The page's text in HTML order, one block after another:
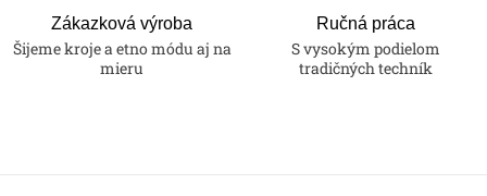
Zákazková výroba
Šijeme kroje a etno módu aj na
mieru
Ručná práca
S vysokým podielom
tradičných techník